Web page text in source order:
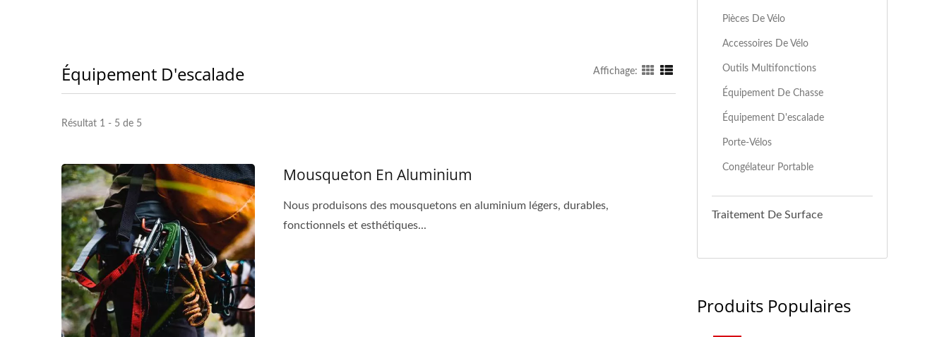
Équipement D'escalade Affichage:
Résultat 1 - 5 de 5
Mousqueton En Aluminium
Nous produisons des mousquetons en aluminium légers, durables,
fonctionnels et esthétiques...
Pièces De Vélo
Accessoires De Vélo
Outils Multifonctions
Équipement De Chasse
Équipement D'escalade
Porte-Vélos
Congélateur Portable
Traitement De Surface
Produits Populaires